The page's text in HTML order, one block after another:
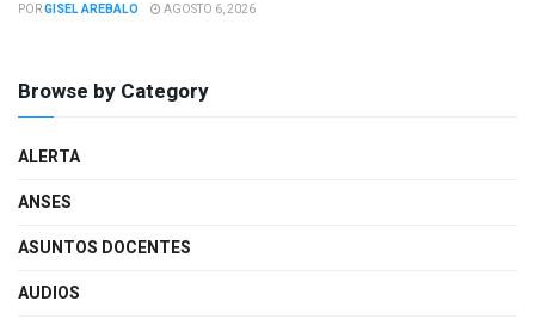
PORGISEL AREBALO AGOSTO 6, 2026
Browse by Category
ALERTA
ANSES
ASUNTOS DOCENTES
AUDIOS